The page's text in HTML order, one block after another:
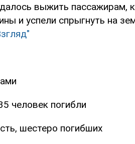
выжить пассажирам,
и успели спрыгнуть на
человек погибли
шестеро погибших